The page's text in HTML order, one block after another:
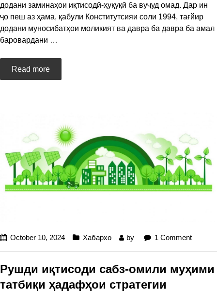
додани заминаҳои иқтисодӣ-ҳуқуқӣ ба вуҷуд омад. Дар ин
ҷо пеш аз ҳама, қабули Конститутсияи соли 1994, тағйир
додани муносибатҳои моликият ва давра ба давра ба амал
баровардани …
Read more
October 10, 2024 Хабархо by 1 Comment
Рушди иқтисоди сабз-омили муҳими
татбиқи ҳадафҳои стратегии